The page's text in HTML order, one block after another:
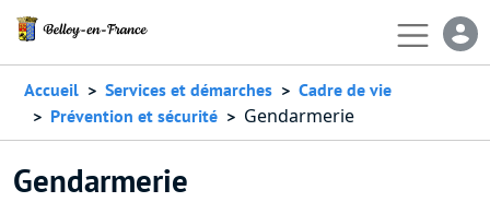
Accueil Services et démarches
Cadre de vie
Prévention et sécurité
Gendarmerie
Gendarmerie